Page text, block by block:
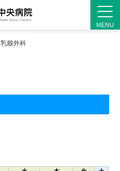
MENU
乳腺外科